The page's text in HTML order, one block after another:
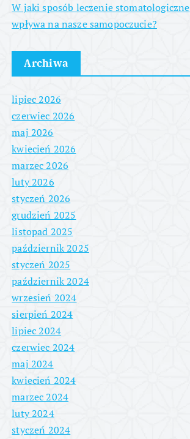
W jaki sposób leczenie stomatologiczne
wpływa na nasze samopoczucie?
Archiwa
lipiec 2026
czerwiec 2026
maj 2026
kwiecień 2026
marzec 2026
luty 2026
styczeń 2026
grudzień 2025
listopad 2025
październik 2025
styczeń 2025
październik 2024
wrzesień 2024
sierpień 2024
lipiec 2024
czerwiec 2024
maj 2024
kwiecień 2024
marzec 2024
luty 2024
styczeń 2024